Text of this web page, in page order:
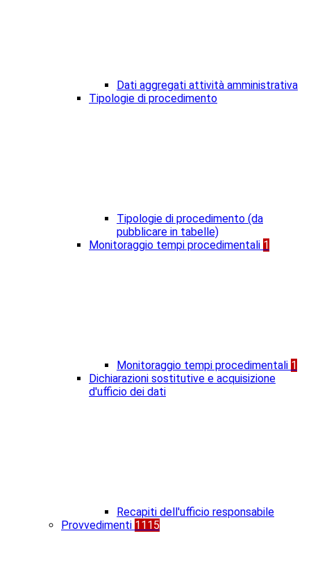
Dati aggregati attività amministrativa
Tipologie di procedimento
Tipologie di procedimento (da
pubblicare in tabelle)
Monitoraggio tempi procedimentali 1
Monitoraggio tempi procedimentali 1
Dichiarazioni sostitutive e acquisizione
d'ufficio dei dati
Recapiti dell'ufficio responsabile
Provvedimenti 1115